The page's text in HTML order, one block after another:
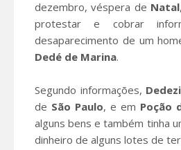
dezembro, véspera de Natal
protestar e cobrar
desaparecimento de um
Dedé de Marina.
Segundo informações,
de São Paulo, e em Poção
alguns bens e também tinha
dinheiro de alguns lotes de